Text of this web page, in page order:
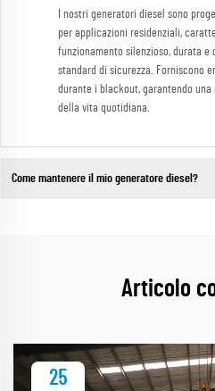
I nostri generatori diesel sono
per applicazioni residenziali,
funzionamento silenzioso, durata e
standard di sicurezza. Forniscono
durante i blackout, garantendo
della vita quotidiana.
Come mantenere il mio generatore diesel?
Articolo
25